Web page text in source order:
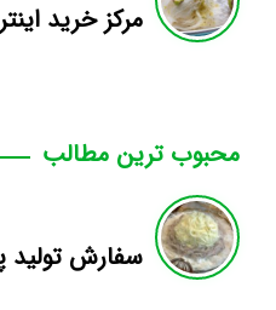
مرکز خرید
محبوب ترین مطالب
سفارش توليد